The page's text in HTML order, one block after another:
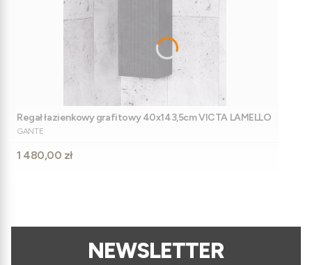
Regał łazienkowy grafitowy 40x143,5cm VICTA LAMELLO
PRODUCENT
GANTE
Cena
1 480,00 zł
NEWSLETTER